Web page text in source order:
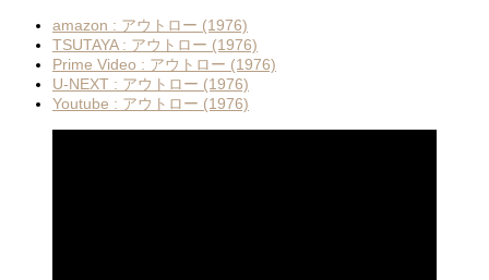
amazon : アウトロー (1976)
TSUTAYA : アウトロー (1976)
Prime Video : アウトロー (1976)
U-NEXT : アウトロー (1976)
Youtube : アウトロー (1976)